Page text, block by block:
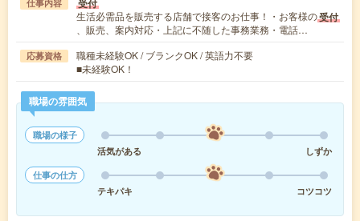
仕事内容 受付
生活必需品を販売する店舗で接客のお仕事！・お客様の受付
、販売、案内対応・上記に不随した事務業務・電話…
応募資格
職種未経験OK / ブランクOK / 英語力不要
■未経験OK！
職場の雰囲気
職場の様子
活気がある
しずか
仕事の仕方
テキパキ
コツコツ